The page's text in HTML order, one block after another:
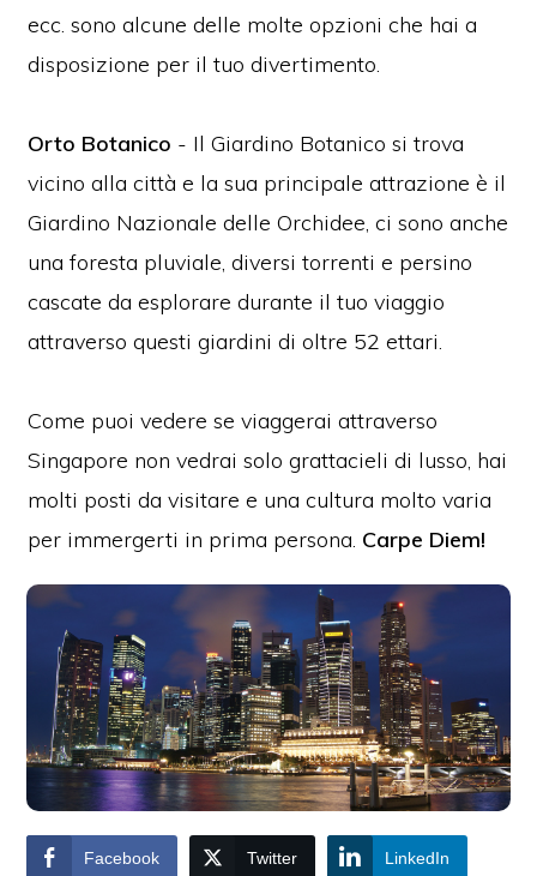
ecc. sono alcune delle molte opzioni che hai a
disposizione per il tuo divertimento.
Orto Botanico - Il Giardino Botanico si trova
vicino alla città e la sua principale attrazione è il
Giardino Nazionale delle Orchidee, ci sono anche
una foresta pluviale, diversi torrenti e persino
cascate da esplorare durante il tuo viaggio
attraverso questi giardini di oltre 52 ettari.
Come puoi vedere se viaggerai attraverso
Singapore non vedrai solo grattacieli di lusso, hai
molti posti da visitare e una cultura molto varia
per immergerti in prima persona. Carpe Diem!
Facebook Twitter LinkedIn